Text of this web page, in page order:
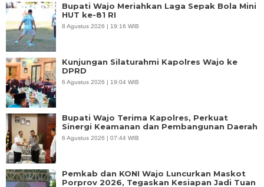
Bupati Wajo Meriahkan Laga Sepak Bola Mini
HUT ke-81 RI
8 Agustus 2026 | 19:16 WIB
Kunjungan Silaturahmi Kapolres Wajo ke
DPRD
6 Agustus 2026 | 19:04 WIB
Bupati Wajo Terima Kapolres, Perkuat
Sinergi Keamanan dan Pembangunan Daerah
6 Agustus 2026 | 07:44 WIB
Pemkab dan KONI Wajo Luncurkan Maskot
Porprov 2026, Tegaskan Kesiapan Jadi Tuan